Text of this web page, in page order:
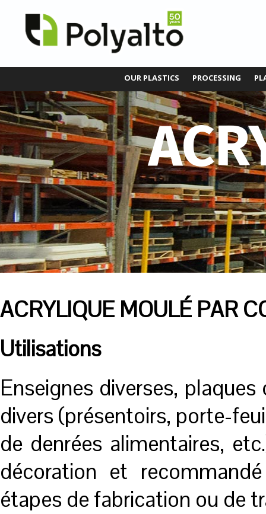
OUR PLASTICS PROCESSING
ACRYLIQUE MOULÉ PAR
Utilisations
Enseignes diverses,
divers (présentoirs, porte-
de denrées alimentaires,
décoration et
étapes de fabrication ou de